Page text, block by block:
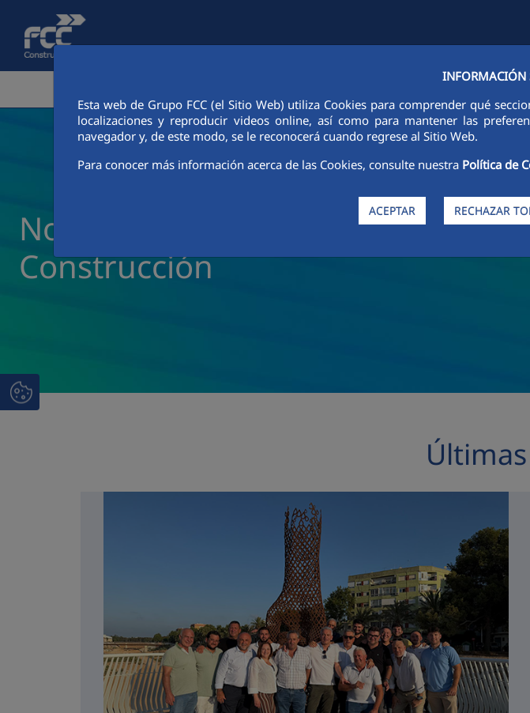
Saltar al contenido principal
INFORMACIÓN
Esta web de Grupo FCC (el Sitio Web) utiliza Cookies para comprender qué
localizaciones y reproducir videos online, así como para mantener las
navegador y, de este modo, se le reconocerá cuando regrese al Sitio Web.
Para conocer más información acerca de las Cookies, consulte nuestra Política de
ACEPTAR RECHAZAR
Noticias y actualidad de FCC
Construcción